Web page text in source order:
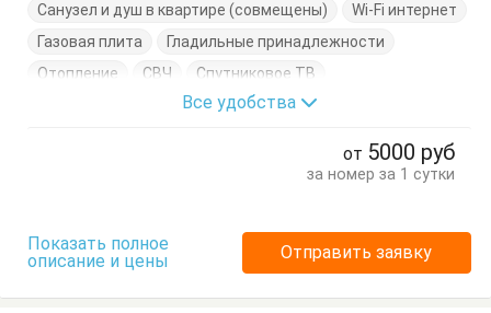
Санузел и душ в квартире (совмещены)
Wi-Fi интернет
Газовая плита
Гладильные принадлежности
Отопление
СВЧ
Спутниковое ТВ
Стиральная машина
Телевизор Утюг
Душевые принадлежности
Шкаф
Все удобства
от 5000 руб
за номер за 1 сутки
Показать полное
описание и цены
Отправить заявку